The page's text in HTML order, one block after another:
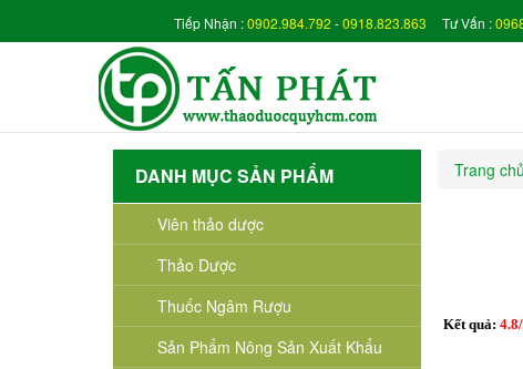
Tiếp Nhận :0902.984.792 -0918.823.863 Tư Vấn :
DANH MỤC SẢN PHẨM
Viên thảo dược
Thảo Dược
Thuốc Ngâm Rượu
Sản Phẩm Nông Sản Xuất Khẩu
Trang chủ
Kết quả: 4.8/